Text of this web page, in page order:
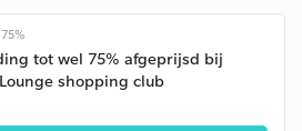
tot wel 75% afgeprijsd bij
shopping club